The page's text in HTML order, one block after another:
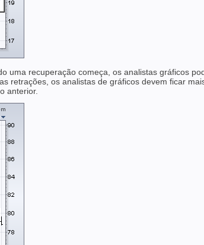
uma recuperação começa, os analistas gráficos
retrações, os analistas de gráficos devem ficar
anterior.